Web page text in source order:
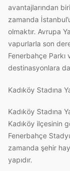
avantajlarından
zamanda
olmaktır. Avrupa
vapurlarla son
Fenerbahçe
destinasyonlara
Kadıköy Stadına
Kadıköy Stadına
Kadıköy ilçesinin
Fenerbahçe
zamanda şehir
yapıdır.